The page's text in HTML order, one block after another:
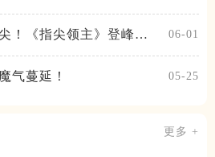
！《指尖领主》登峰测
06-01
气蔓延！ 05-25
更多 +